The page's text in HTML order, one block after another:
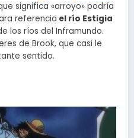
significa «arroyo» podría
referencia el río Estigia
los ríos del Inframundo.
de Brook, que casi le
sentido.